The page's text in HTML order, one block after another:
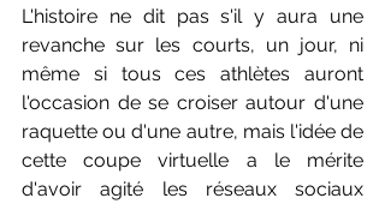
L'histoire ne dit pas s'il y aura une
revanche sur les courts, un jour, ni
même si tous ces athlètes auront
l'occasion de se croiser autour d'une
raquette ou d'une autre, mais l'idée de
cette coupe virtuelle a le mérite
d'avoir agité les réseaux sociaux